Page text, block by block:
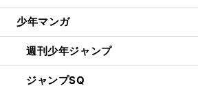
少年マンガ
週刊少年ジャンプ
ジャンプSQ